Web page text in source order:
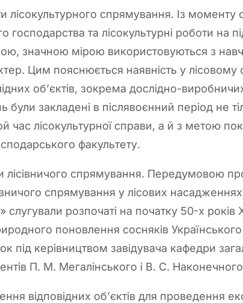
лісокультурного спрямування. Із
господарства та лісокультурні роботи на
значною мірою використовуються з
Цим пояснюється наявність у лісовому
об’єктів, зокрема дослідно-
були закладені в післявоєнний період не
час лісокультурної справи, а й з метою
факультету.
лісівничого спрямування. Передумовою
спрямування у лісових
розпочаті на початку 50-х
поновлення сосняків Українського
під керівництвом завідувача кафедри
П. М. Мегалінського і В. С.
відповідних об’єктів для проведення